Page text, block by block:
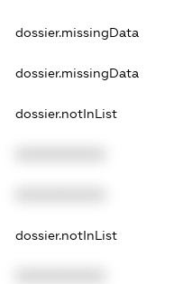
dossier.missingData
dossier.missingData
dossier.notInList
dossier.notInList